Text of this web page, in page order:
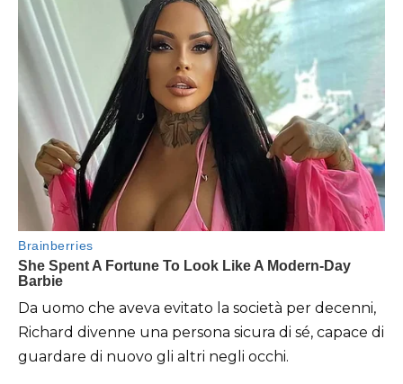
Da uomo che aveva evitato la società per decenni,
Richard divenne una persona sicura di sé, capace di
guardare di nuovo gli altri negli occhi.